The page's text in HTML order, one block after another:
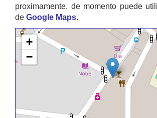
proximamente, de momento puede
de Google Maps.
+
−